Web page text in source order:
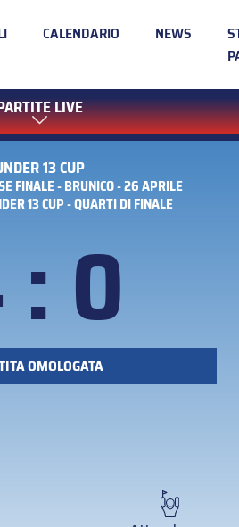
CALENDARIO NEWS
LIVE
13 CUP
FINALE - BRUNICO - 26 APRILE
13 CUP - QUARTI DI FINALE
0
OMOLOGATA